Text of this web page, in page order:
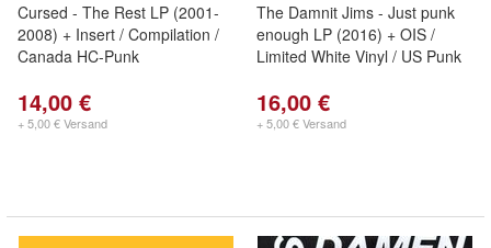
Cursed - The Rest LP (2001-
2008) + Insert / Compilation /
Canada HC-Punk
14,00 €
+ 5,00 € Versand
The Damnit Jims - Just punk
enough LP (2016) + OIS /
Limited White Vinyl / US Punk
16,00 €
+ 5,00 € Versand